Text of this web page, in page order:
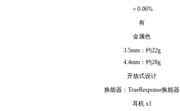
＜0.06%
有
金属色
3.5mm：约22g
4.4mm：约28g
开放式设计
换能器：TrueResponse换能器
耳机 x1